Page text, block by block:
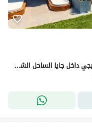
كبينه متشطبه بالتكيفات للبيع بموقع استراتيجي داخل جايا الساحل الشمالي راس الحكمه